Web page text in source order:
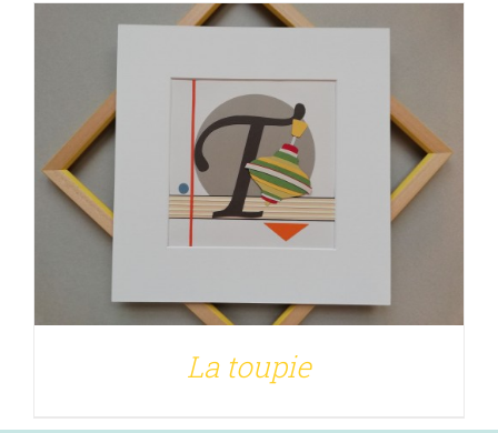
La toupie